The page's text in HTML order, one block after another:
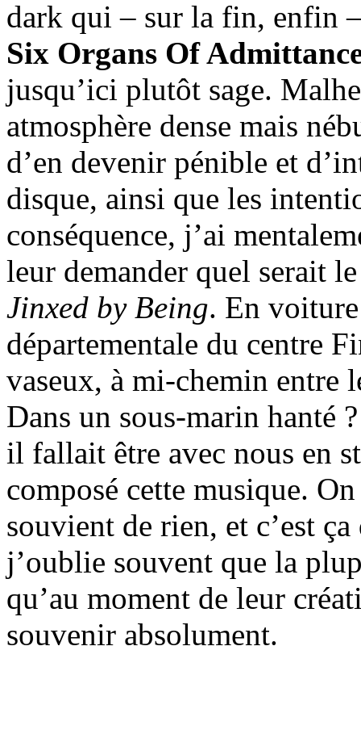
dark qui – sur la fin, enfin
Six Organs Of
jusqu’ici plutôt sage.
atmosphère dense mais
d’en devenir pénible et
disque, ainsi que les
conséquence, j’ai
leur demander quel serait
Jinxed by Being. En
départementale du centre
vaseux, à mi-chemin entre
Dans un sous-marin hanté
il fallait être avec nous en
composé cette musique.
souvient de rien, et c’est
j’oublie souvent que la
qu’au moment de leur
souvenir absolument.